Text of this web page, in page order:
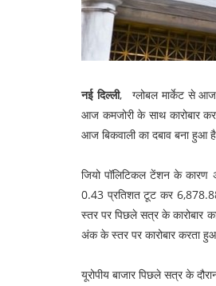
नई दिल्ली, ग्लोबल मार्केट से आज
आज कमजोरी के साथ कारोबार
आज बिकवाली का दबाव बना हुआ
जियो पॉलिटिकल टेंशन के कारण
0.43 प्रतिशत टूट कर
स्तर पर पिछले सत्र के कारोबार
अंक के स्तर पर कारोबार करता
यूरोपीय बाजार पिछले सत्र के